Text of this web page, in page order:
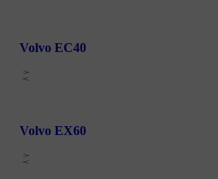
Volvo EC40
Volvo EX60